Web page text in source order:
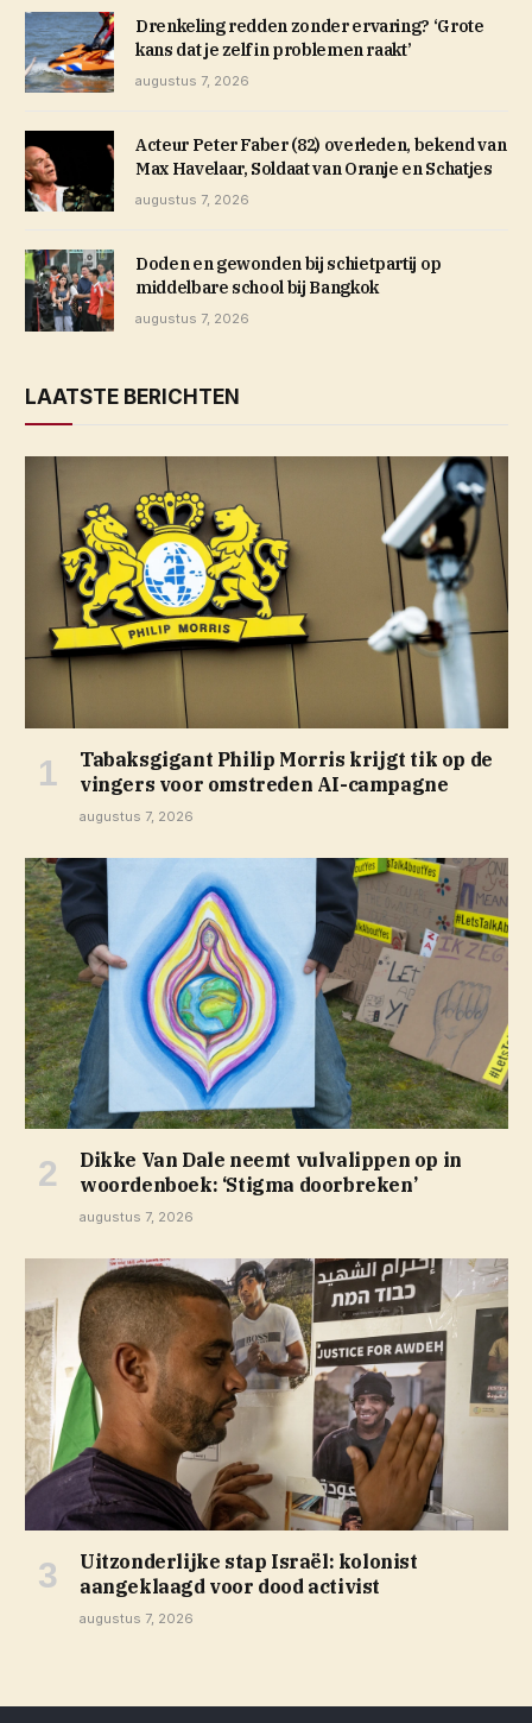
Drenkeling redden zonder ervaring? ‘Grote
kans dat je zelf in problemen raakt’
augustus 7, 2026
Acteur Peter Faber (82) overleden, bekend van
Max Havelaar, Soldaat van Oranje en Schatjes
augustus 7, 2026
Doden en gewonden bij schietpartij op
middelbare school bij Bangkok
augustus 7, 2026
LAATSTE BERICHTEN
Tabaksgigant Philip Morris krijgt tik op de
vingers voor omstreden AI-campagne
augustus 7, 2026
Dikke Van Dale neemt vulvalippen op in
woordenboek: ‘Stigma doorbreken’
augustus 7, 2026
Uitzonderlijke stap Israël: kolonist
aangeklaagd voor dood activist
augustus 7, 2026